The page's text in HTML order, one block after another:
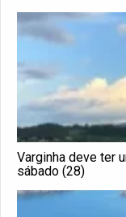
Varginha deve ter
sábado (28)